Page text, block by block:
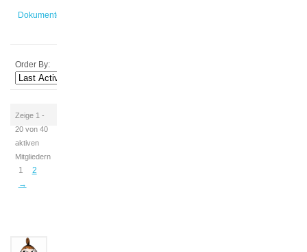
Dokumente
Order By:
Zeige 1 -
20 von 40
aktiven
Mitgliedern
1
2
→